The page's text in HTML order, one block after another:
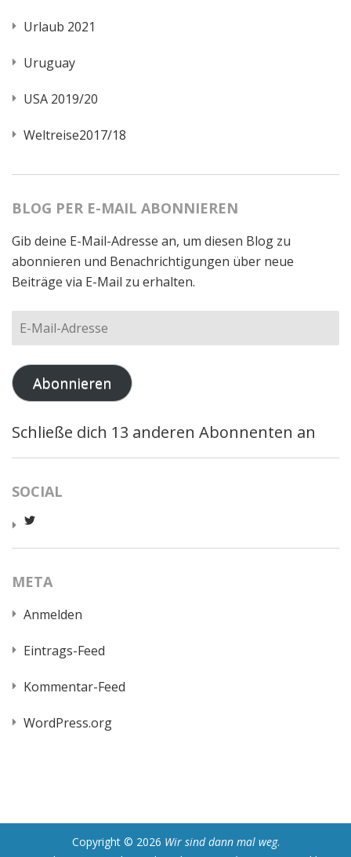
Urlaub 2021
Uruguay
USA 2019/20
Weltreise2017/18
BLOG PER E-MAIL ABONNIEREN
Gib deine E-Mail-Adresse an, um diesen Blog zu
abonnieren und Benachrichtigungen über neue
Beiträge via E-Mail zu erhalten.
E-
Adresse
Abonnieren
Schließe dich 13 anderen Abonnenten an
SOCIAL
anzeigen
META
Anmelden
Eintrags-Feed
Kommentar-Feed
WordPress.org
Copyright © 2026 Wir sind dann mal weg.